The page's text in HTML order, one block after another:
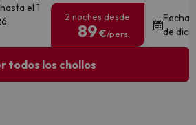
el 1
2 noches desde
89€/pers.
de
todos los chollos